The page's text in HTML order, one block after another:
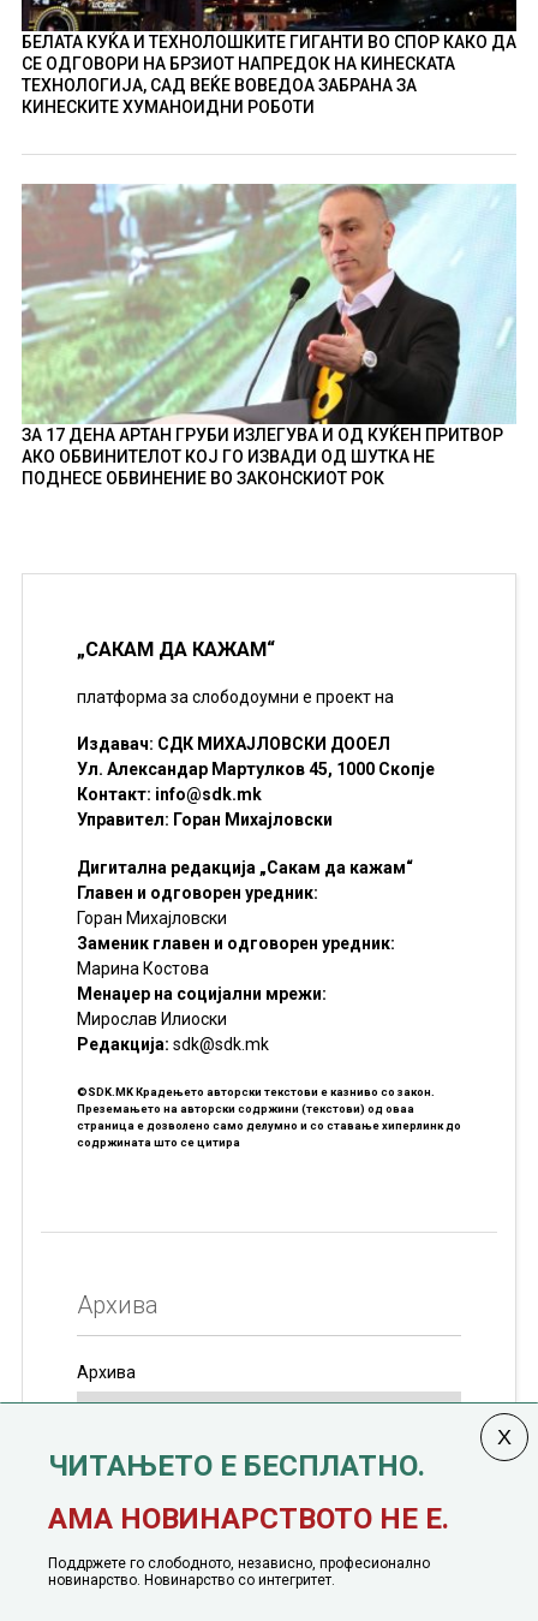
БЕЛАТА КУЌА И ТЕХНОЛОШКИТЕ ГИГАНТИ ВО СПОР КАКО ДА
СЕ ОДГОВОРИ НА БРЗИОТ НАПРЕДОК НА КИНЕСКАТА
ТЕХНОЛОГИЈА, САД ВЕЌЕ ВОВЕДОА ЗАБРАНА ЗА
КИНЕСКИТЕ ХУМАНОИДНИ РОБОТИ
ЗА 17 ДЕНА АРТАН ГРУБИ ИЗЛЕГУВА И ОД КУЌЕН ПРИТВОР
АКО ОБВИНИТЕЛОТ КОЈ ГО ИЗВАДИ ОД ШУТКА НЕ
ПОДНЕСЕ ОБВИНЕНИЕ ВО ЗАКОНСКИОТ РОК
„САКАМ ДА КАЖАМ“
платформа за слободоумни е проект на
Издавач: СДК МИХАЈЛОВСКИ ДООЕЛ
Ул. Александар Мартулков 45, 1000 Скопје
Контакт: info@sdk.mk
Управител: Горан Михајловски
Дигитална редакција „Сакам да кажам“
Главен и одговорен уредник:
Горан Михајловски
Заменик главен и одговорен уредник:
Марина Костова
Менаџер на социјални мрежи:
Мирослав Илиоски
Редакцијa: sdk@sdk.mk
©SDK.MK Крадењето авторски текстови е казниво со закон.
Преземањето на авторски содржини (текстови) од оваа
страница е дозволено само делумно и со ставање хиперлинк до
содржината што се цитира
Архива
Архива
јануари, 1991 година
ЧИТАЊЕТО Е БЕСПЛАТНО.
АМА НОВИНАРСТВОТО НЕ Е.
Поддржете го слободното, независно, професионално
новинарство. Новинарство со интегритет.